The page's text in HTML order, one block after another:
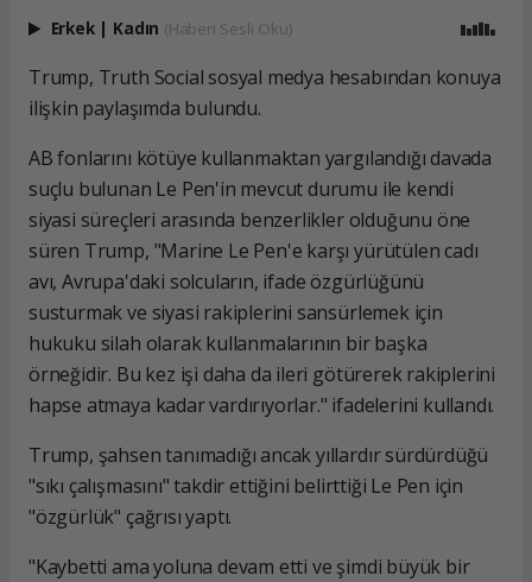
Erkek | Kadın (Haberi Sesli Oku)
Trump, Truth Social sosyal medya hesabından konuya
ilişkin paylaşımda bulundu.
AB fonlarını kötüye kullanmaktan yargılandığı davada
suçlu bulunan Le Pen'in mevcut durumu ile kendi
siyasi süreçleri arasında benzerlikler olduğunu öne
süren Trump, "Marine Le Pen'e karşı yürütülen cadı
avı, Avrupa'daki solcuların, ifade özgürlüğünü
susturmak ve siyasi rakiplerini sansürlemek için
hukuku silah olarak kullanmalarının bir başka
örneğidir. Bu kez işi daha da ileri götürerek rakiplerini
hapse atmaya kadar vardırıyorlar." ifadelerini kullandı.
Trump, şahsen tanımadığı ancak yıllardır sürdürdüğü
"sıkı çalışmasını" takdir ettiğini belirttiği Le Pen için
"özgürlük" çağrısı yaptı.
"Kaybetti ama yoluna devam etti ve şimdi büyük bir